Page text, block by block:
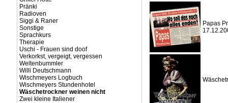
Pränki
Radioven
Siggi & Raner
Sonstige
Sprachkurs
Therapie
Uschi - Frauen sind doof
Verkorkst, vergeigt, vergessen
Weltenbummler
Willi Deutschmann
Wischmeyers Logbuch
Wischmeyers Stundenhotel
Wäschetrockner weinen nicht
Zwei kleine Italiener
Papas